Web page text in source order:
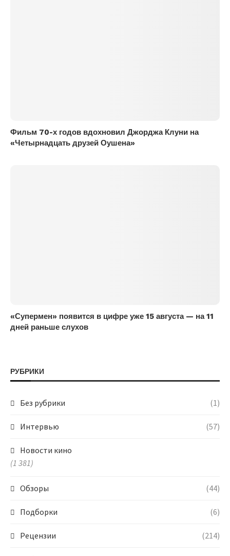
Фильм 70-х годов вдохновил Джорджа Клуни на
«Четырнадцать друзей Оушена»
«Супермен» появится в цифре уже 15 августа — на 11
дней раньше слухов
РУБРИКИ
Без рубрики (1)
Интервью (57)
Новости кино
(1 381)
Обзоры (44)
Подборки (6)
Рецензии (214)